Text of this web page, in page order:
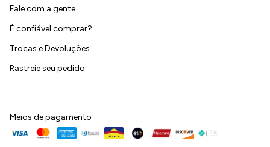
Fale com a gente
É confiável comprar?
Trocas e Devoluções
Rastreie seu pedido
Meios de pagamento